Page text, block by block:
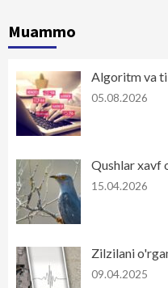
Muammo
Algoritm va
05.08.2026
Qushlar xavf
15.04.2026
Zilzilani
09.04.2025